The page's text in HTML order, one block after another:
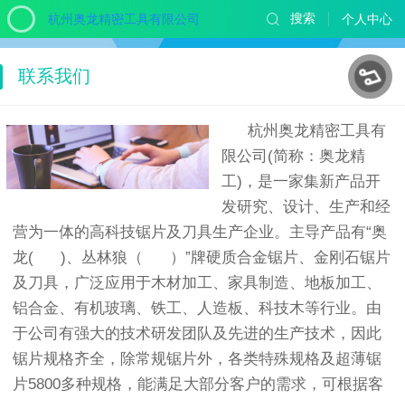
杭州奥龙精密工具有限公司 个人中心
搜索
联系我们
杭州奥龙精密工具有
限公司 (简称：奥龙精
工) ，是一家集新产品开
发研究、设计、生产和经
营为一体的高科技锯片及刀具生产企业。 主导产品有“奥
龙( )、丛林狼（
）”牌硬质合金锯片、金刚石锯片
及刀具，广泛应用于木材加工、家具制造、地板加工、
铝合金、有机玻璃、铁工、人造板、科技木等行业。由
于公司有强大的技术研发团队及先进的生产技术，因此
锯片规格齐全，除常规锯片外，各类特殊规格及超薄锯
片5800多种规格，能满足大部分客户的需求，可根据客